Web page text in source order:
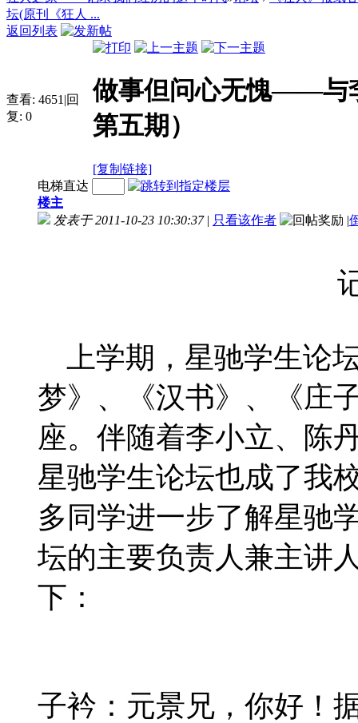
坛(原刊《狂人 ...
返回列表
查看: 4651 |回
复: 0
做事但问心无愧——与
第五期）
[复制链接]
电梯直达
楼主
发表于 2011-10-23 10:30:37 | 只看该作者 |
上学期，星驰学生论
梦》、《汉书》、《庄
座。伴随着李小立、陈
星驰学生论坛也成了我
多同学进一步了解星驰
坛的主要负责人兼主讲
下：
子衿：元景兄，你好！